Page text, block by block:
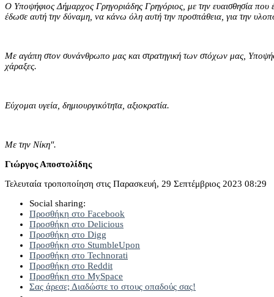
Ο Υποψήφιος Δήμαρχος Γρηγοριάδης Γρηγόριος, με την ευαισθησία
έδωσε αυτή την δύναμη, να κάνω όλη αυτή την προσπάθεια, για την
Με αγάπη στον συνάνθρωπο μας και στρατηγική των στόχων μας,
χάραξες.
Εύχομαι υγεία, δημιουργικότητα, αξιοκρατία.
Με την Νίκη".
Γιώργος Αποστολίδης
Τελευταία τροποποίηση στις Παρασκευή, 29 Σεπτέμβριος 2023 08:29
Social sharing:
Προσθήκη στο Facebook
Προσθήκη στο Delicious
Προσθήκη στο Digg
Προσθήκη στο StumbleUpon
Προσθήκη στο Technorati
Προσθήκη στο Reddit
Προσθήκη στο MySpace
Σας άρεσε; Διαδώστε το στους οπαδούς σας!